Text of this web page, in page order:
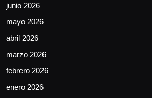
junio 2026
mayo 2026
abril 2026
marzo 2026
febrero 2026
enero 2026